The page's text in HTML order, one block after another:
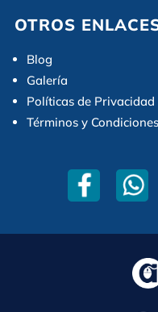
OTROS
Blog
Galería
Políticas de Privacidad
Términos y Condiciones